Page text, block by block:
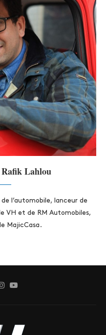
Lahlou
l’automobile, lanceur de
VH et de RM Automobiles,
MajicCasa.